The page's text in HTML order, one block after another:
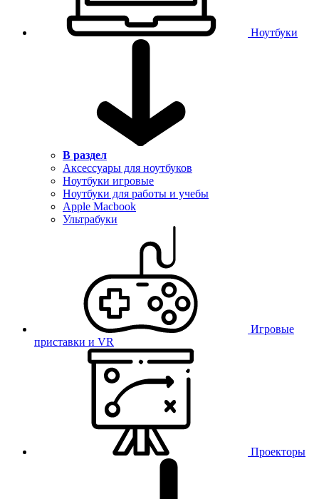
Ноутбуки
В раздел
Аксессуары для ноутбуков
Ноутбуки игровые
Ноутбуки для работы и учебы
Apple Macbook
Ультрабуки
Игровые
приставки и VR
Проекторы